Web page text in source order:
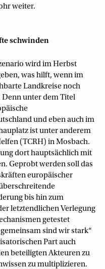
weiter.
schwinden
wird im Herbst
was hilft, wenn im
Landkreise noch
unter dem Titel
und eben auch im
ist unter anderem
(TCRH) in Mosbach.
dort hauptsächlich mit
Geprobt werden soll das
europäischer
bis hin zum
letztendlichen Verlegung
getestet
sind wir stark“
Part auch
beteiligten Akteuren zu
zu multiplizieren.